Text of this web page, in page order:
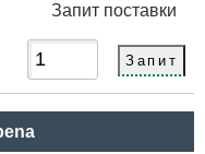
Запит поставки